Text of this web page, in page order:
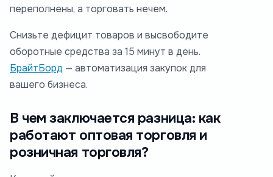
переполнены, а торговать нечем.
Снизьте дефицит товаров и высвободите
оборотные средства за 15 минут в день.
БрайтБорд — автоматизация закупок для
вашего бизнеса.
В чем заключается разница: как
работают оптовая торговля и
розничная торговля?